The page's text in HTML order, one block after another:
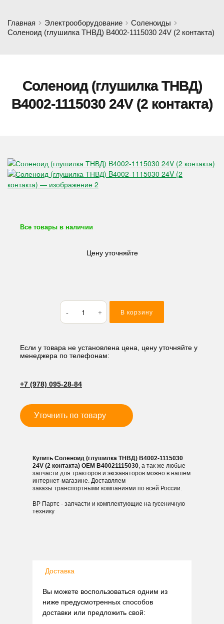
Главная Электрооборудование
Соленоиды
Соленоид (глушилка ТНВД) B4002-1115030 24V (2 контакта)
Соленоид (глушилка ТНВД)
B4002-1115030 24V (2 контакта)
Все товары в наличии
Цену уточняйте
Количество
товара
Соленоид
ТНВД)
B4002-
(2
В корзину
Если у товара не установлена цена, цену уточняйте у
менеджера по телефонам:
+7 (978) 095-28-84
Уточнить по товару
Купить Соленоид (глушилка ТНВД) B4002-1115030
24V (2 контакта) OEM B40021115030, а так же любые
запчасти для тракторов и экскаваторов можно в нашем
интернет-магазине. Доставляем
заказы транспортными компаниями по всей России.
ВР Партс - запчасти и комплектующие на гусеничную
технику
Доставка
Вы можете воспользоваться одним из
ниже предусмотренных способов
доставки или предложить свой: